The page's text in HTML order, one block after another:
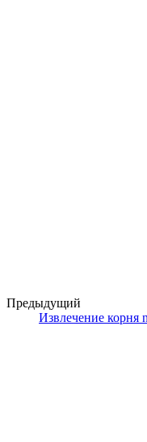
Предыдущий
Извлечение корня